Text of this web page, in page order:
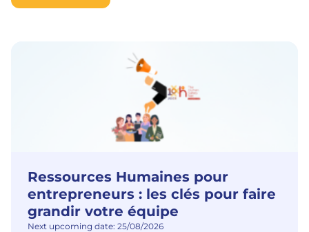
Ressources Humaines pour
entrepreneurs : les clés pour faire
grandir votre équipe
Next upcoming date: 25/08/2026